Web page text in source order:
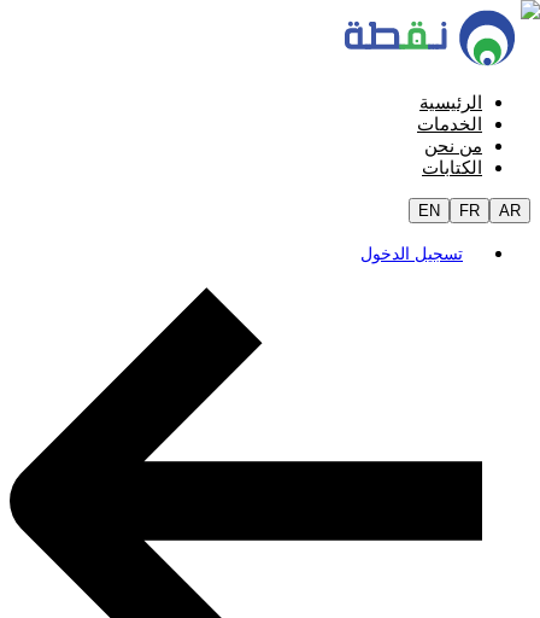
الرئيسية
الخدمات
من نحن
الكتابات
EN FR AR
تسجيل الدخول